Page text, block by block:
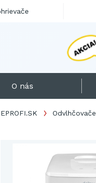
O nás
EPROFI.SK Odvlhčovače